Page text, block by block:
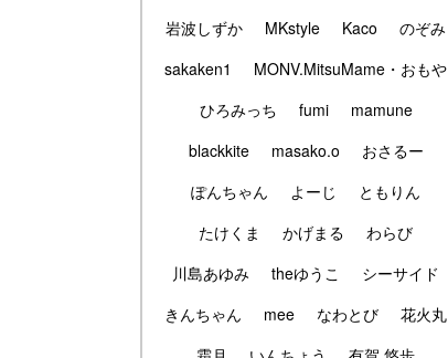
岩波しずか
MKstyle Kaco
のぞみ
sakaken1
MONV.MitsuMame・おもや
ひろみっち
fumi
mamune
blackkite
masako.o
おさるー
ぽんちゃん
よーじ
ともりん
たけくま
かげまる
わらび
川島あゆみ
theゆうこ
シーサイド
きんちゃん
mee なわとび
花火丸